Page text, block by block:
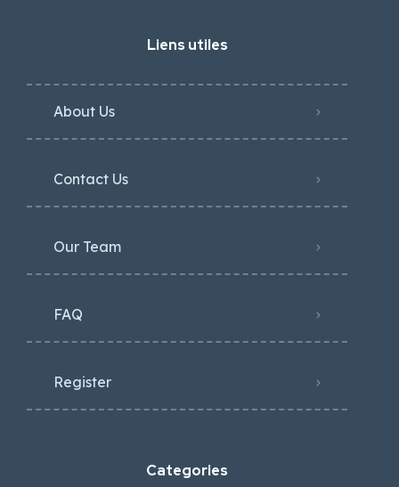
Liens utiles
About Us
Contact Us
Our Team
FAQ
Register
Categories